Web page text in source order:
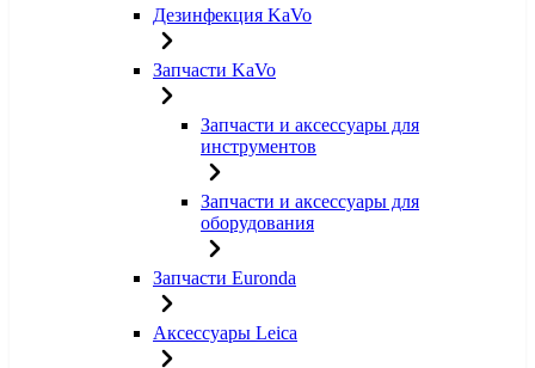
Дезинфекция KaVo
Запчасти KaVo
Запчасти и аксессуары для
инструментов
Запчасти и аксессуары для
оборудования
Запчасти Euronda
Аксессуары Leica